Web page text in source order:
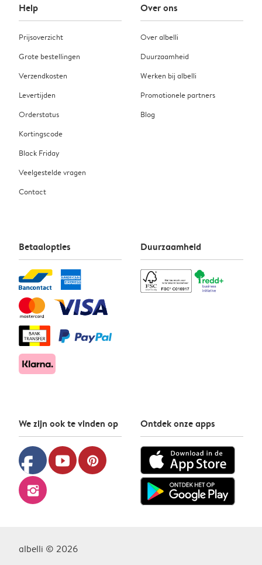
Help
Prijsoverzicht
Grote bestellingen
Verzendkosten
Levertijden
Orderstatus
Kortingscode
Black Friday
Veelgestelde vragen
Contact
Over ons
Over albelli
Duurzaamheid
Werken bij albelli
Promotionele partners
Blog
Betaalopties Duurzaamheid
We zijn ook te vinden op
facebook youtube pinterest
instagram
Ontdek onze apps
albelli © 2026